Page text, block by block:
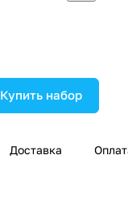
Купить набор
Доставка